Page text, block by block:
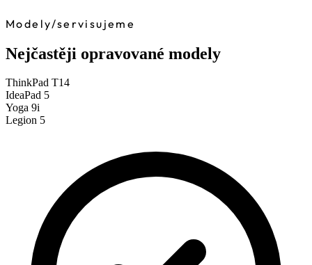
Modely/servisujeme
Nejčastěji opravované modely
ThinkPad T14
IdeaPad 5
Yoga 9i
Legion 5